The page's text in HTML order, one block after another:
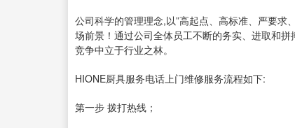
公司科学的管理理念,以”高起点、高标准、严要
场前景！通过公司全体员工不断的务实、进取和
竞争中立于行业之林。
HIONE厨具服务电话上门维修服务流程如下:
第一步 拨打热线；